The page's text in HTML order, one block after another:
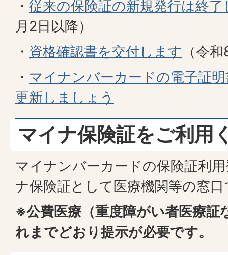
・ 従来の保険証の新規発行は終
月2日以降）
・ 資格確認書を交付します （令
・ マイナンバーカードの電子証
更新しましょう
マイナ保険証をご利用
マイナンバーカードの保険証利
ナ保険証として医療機関等の窓
※公費医療（重度障がい者医療証
れまでどおり提示が必要です。